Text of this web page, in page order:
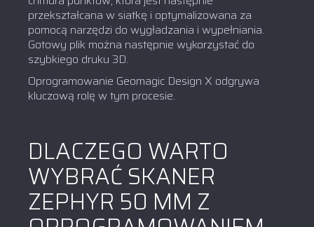
przekształcana w siatkę i optymalizowana za
pomocą narzędzi do wygładzania i wypełniania.
Gotowy plik można następnie wykorzystać do
szybkiego druku 3D.
Oprogramowanie Geomagic Design X odgrywa
kluczową rolę w tym procesie.
DLACZEGO WARTO
WYBRAĆ SKANER
ZEPHYR 50 MM Z